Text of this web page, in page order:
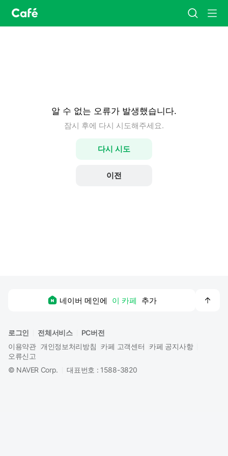
카
페
홈
검
색
메
뉴
알 수 없는 오류가 발생했습니다.
잠시 후에 다시 시도해주세요.
다시 시도
이전
네이버 메인에 이 카페 추가
로그인
전체서비스
PC버전
이용약관 개인정보처리방침 카페 고객센터
카페 공지사항
오류신고
© NAVER Corp. 대표번호 : 1588-3820